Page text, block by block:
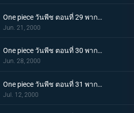
One piece วันพีช ตอนที่ 29 พากย์ไทย การต่อสู้ที่เสี่ยงตาย กับหอกแห่งความมุ่งมั่น!
Jun. 21, 2000
One piece วันพีช ตอนที่ 30 พากย์ไทย ออกเดินทาง กุ๊กทะเลร่วมทางไปกับลูฟี่
Jun. 28, 2000
One piece วันพีช ตอนที่ 31 พากย์ไทย บุรุษผู้ชั่วร้ายที่สุดแห่งอีสบลู โจรสลัดมนุษย์เงือก อารอง
Jul. 12, 2000